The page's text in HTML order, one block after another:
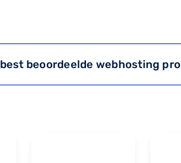
best beoordeelde webhosting